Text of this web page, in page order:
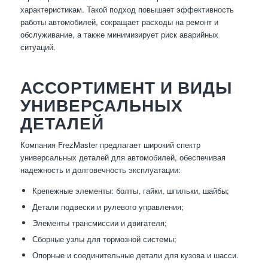
характеристикам. Такой подход повышает эффективность
работы автомобилей, сокращает расходы на ремонт и
обслуживание, а также минимизирует риск аварийных
ситуаций.
АССОРТИМЕНТ И ВИДЫ
УНИВЕРСАЛЬНЫХ
ДЕТАЛЕЙ
Компания FrezMaster предлагает широкий спектр
универсальных деталей для автомобилей, обеспечивая
надежность и долговечность эксплуатации:
Крепежные элементы: болты, гайки, шпильки, шайбы;
Детали подвески и рулевого управления;
Элементы трансмиссии и двигателя;
Сборные узлы для тормозной системы;
Опорные и соединительные детали для кузова и шасси.